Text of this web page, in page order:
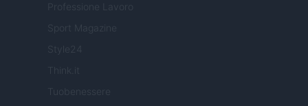
Professione Lavoro
Sport Magazine
Style24
Tuobenessere